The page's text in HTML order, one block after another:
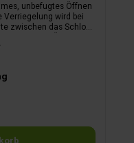
unbefugtes Öffnen
Verriegelung wird bei
zwischen das Schloss
innen möglich.kein
für Camper